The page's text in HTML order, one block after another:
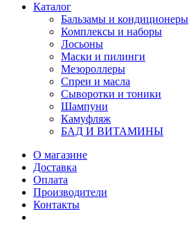
Каталог
Бальзамы и кондиционеры
Комплексы и наборы
Лосьоны
Маски и пилинги
Мезороллеры
Спреи и масла
Сыворотки и тоники
Шампуни
Камуфляж
БАД И ВИТАМИНЫ
О магазине
Доставка
Оплата
Производители
Контакты